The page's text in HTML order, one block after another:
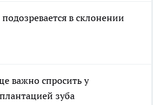
в склонении
важно спросить у
зуба